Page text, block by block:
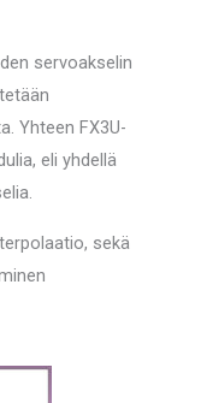
servoakselin
Yhteen FX3U-
eli yhdellä
sekä